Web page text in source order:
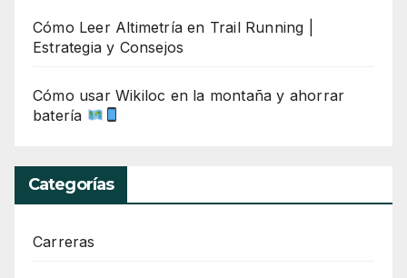
Cómo Leer Altimetría en Trail Running |
Estrategia y Consejos
Cómo usar Wikiloc en la montaña y ahorrar
batería
Categorías
Carreras